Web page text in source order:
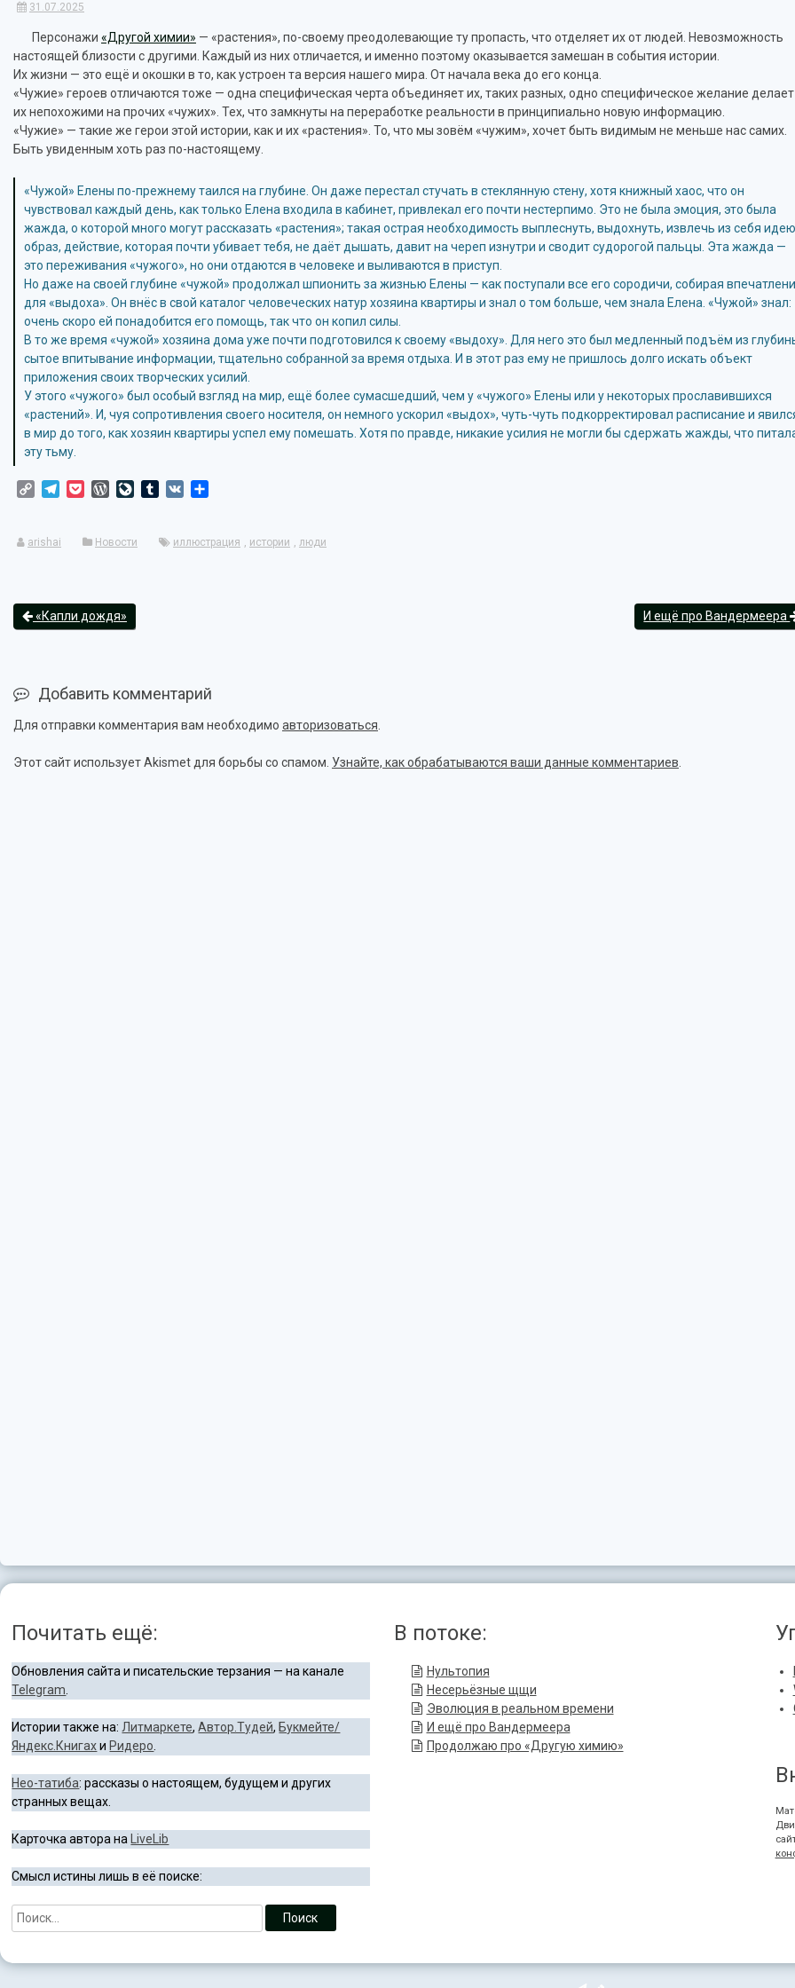
31.07.2025
Персонажи «Другой химии» — «растения», по-своему преодолевающие ту пропасть, что отделяет их от людей. Невозможность
настоящей близости с другими. Каждый из них отличается, и именно поэтому оказывается замешан в события истории.
Их жизни — это ещё и окошки в то, как устроен та версия нашего мира. От начала века до его конца.
«Чужие» героев отличаются тоже — одна специфическая черта объединяет их, таких разных, одно специфическое желание делает
их непохожими на прочих «чужих». Тех, что замкнуты на переработке реальности в принципиально новую информацию.
«Чужие» — такие же герои этой истории, как и их «растения». То, что мы зовём «чужим», хочет быть видимым не меньше нас самих.
Быть увиденным хоть раз по-настоящему.
«Чужой» Елены по-прежнему таился на глубине. Он даже перестал стучать в стеклянную стену, хотя книжный хаос, что он
чувствовал каждый день, как только Елена входила в кабинет, привлекал его почти нестерпимо. Это не была эмоция, это была
жажда, о которой много могут рассказать «растения»; такая острая необходимость выплеснуть, выдохнуть, извлечь из себя
образ, действие, которая почти убивает тебя, не даёт дышать, давит на череп изнутри и сводит судорогой пальцы. Эта жажда —
это переживания «чужого», но они отдаются в человеке и выливаются в приступ.
Но даже на своей глубине «чужой» продолжал шпионить за жизнью Елены — как поступали все его сородичи, собирая
для «выдоха». Он внёс в свой каталог человеческих натур хозяина квартиры и знал о том больше, чем знала Елена. «Чужой» знал:
очень скоро ей понадобится его помощь, так что он копил силы.
В то же время «чужой» хозяина дома уже почти подготовился к своему «выдоху». Для него это был медленный подъём из
сытое впитывание информации, тщательно собранной за время отдыха. И в этот раз ему не пришлось долго искать объект
приложения своих творческих усилий.
У этого «чужого» был особый взгляд на мир, ещё более сумасшедший, чем у «чужого» Елены или у некоторых прославившихся
«растений». И, чуя сопротивления своего носителя, он немного ускорил «выдох», чуть-чуть подкорректировал расписание и
в мир до того, как хозяин квартиры успел ему помешать. Хотя по правде, никакие усилия не могли бы сдержать жажды, что
эту тьму.
Copy TelegramPocketWordPress
LiveJournal
Tumblr
VK
arishai Новости иллюстрация , истории , люди
«Капли дождя» И ещё про Вандермеера
Добавить комментарий
Для отправки комментария вам необходимо авторизоваться
Этот сайт использует Akismet для борьбы со спамом. Узнайте, как обрабатываются ваши данные комментариев
Почитать ещё:
Обновления сайта и писательские терзания — на канале
Telegram.
Истории также на:Литмаркете,Автор.Тудей, Букмейте/
Яндекс.Книгахи Ридеро.
Нео-татиба: рассказы о настоящем, будущем и других
странных вещах.
Карточка автора на LiveLib
Смысл истины лишь в её поиске:
В потоке:
Нультопия
Несерьёзные щщи
Эволюция в реальном времени
И ещё про Вандермеера
Продолжаю про «Другую химию»